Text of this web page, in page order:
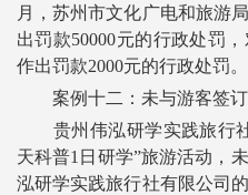
月，苏州市文化广电和旅游
出罚款50000元的行政处罚
作出罚款2000元的行政处罚。
案例十二：未与游客签订
贵州伟泓研学实践旅行社
天科普1日研学”旅游活动，
泓研学实践旅行社有限公司